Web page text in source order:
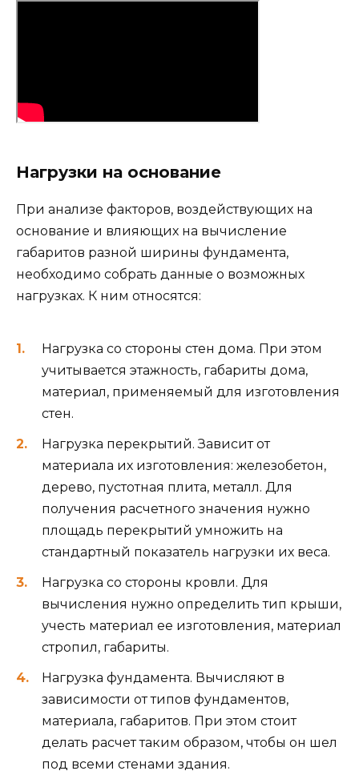
Нагрузки на основание
При анализе факторов, воздействующих на
основание и влияющих на вычисление
габаритов разной ширины фундамента,
необходимо собрать данные о возможных
нагрузках. К ним относятся:
Нагрузка со стороны стен дома. При этом
учитывается этажность, габариты дома,
материал, применяемый для изготовления
стен.
Нагрузка перекрытий. Зависит от
материала их изготовления: железобетон,
дерево, пустотная плита, металл. Для
получения расчетного значения нужно
площадь перекрытий умножить на
стандартный показатель нагрузки их веса.
Нагрузка со стороны кровли. Для
вычисления нужно определить тип крыши,
учесть материал ее изготовления, материал
стропил, габариты.
Нагрузка фундамента. Вычисляют в
зависимости от типов фундаментов,
материала, габаритов. При этом стоит
делать расчет таким образом, чтобы он шел
под всеми стенами здания.